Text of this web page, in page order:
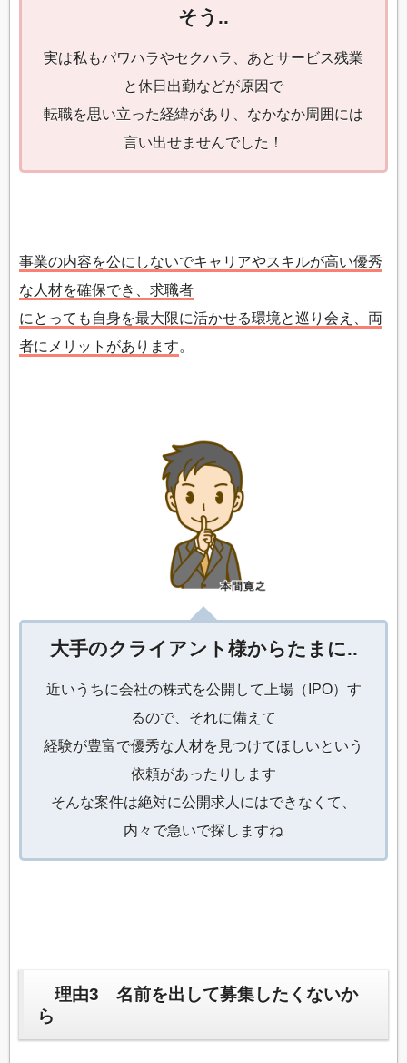
そう..
実は私もパワハラやセクハラ、あとサービス残業
と休日出勤などが原因で
転職を思い立った経緯があり、なかなか周囲には
言い出せませんでした！
事業の内容を公にしないでキャリアやスキルが高い優秀
な人材を確保でき、求職者
にとっても自身を最大限に活かせる環境と巡り会え、両
者にメリットがあります。
大手のクライアント様からたまに..
近いうちに会社の株式を公開して上場（IPO）す
るので、それに備えて
経験が豊富で優秀な人材を見つけてほしいという
依頼があったりします
そんな案件は絶対に公開求人にはできなくて、
内々で急いで探しますね
理由3 名前を出して募集したくないか
ら